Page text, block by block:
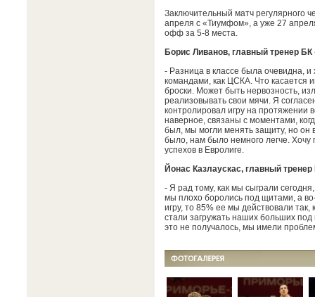
Заключительный матч регулярного
апреля с «Тиумфом», а уже 27
офф за 5-8 места.
Борис Ливанов, главный тренер
- Разница в классе была очевидна,
командами, как ЦСКА. Что касается
броски. Может быть нервозность,
реализовывать свои мячи. Я
контролировал игру на протяжении
наверное, связаны с моментами,
был, мы могли менять защиту, но он
было, нам было немного легче. Хочу
успехов в Евролиге.
Йонас Казлаускас, главный
- Я рад тому, как мы сыграли
мы плохо боролись под щитами, а
игру, то 85% ее мы действовали
стали загружать наших больших под
это не получалось, мы имели